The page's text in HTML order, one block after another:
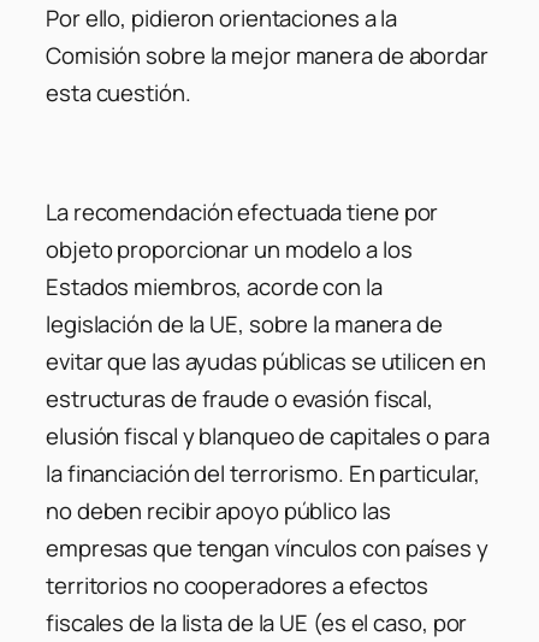
Por ello, pidieron orientaciones a la
Comisión sobre la mejor manera de abordar
esta cuestión.
La recomendación efectuada tiene por
objeto proporcionar un modelo a los
Estados miembros, acorde con la
legislación de la UE, sobre la manera de
evitar que las ayudas públicas se utilicen en
estructuras de fraude o evasión fiscal,
elusión fiscal y blanqueo de capitales o para
la financiación del terrorismo. En particular,
no deben recibir apoyo público las
empresas que tengan vínculos con países y
territorios no cooperadores a efectos
fiscales de la lista de la UE (es el caso, por